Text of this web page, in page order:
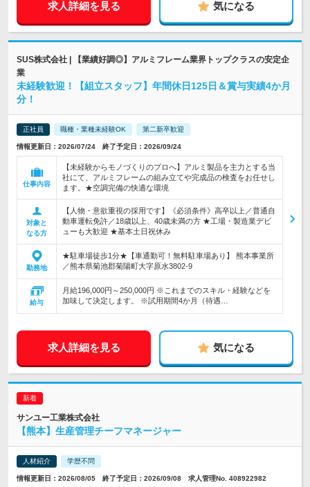
求人詳細を見る 気になる
SUS株式会社 | 【業績好調◎】アルミフレーム業界トップクラスの安定企
業
未経験歓迎！【組立スタッフ】年間休日125日＆賞与実績4か月
分！
正社員 職種・業種未経験OK 第二新卒歓迎
情報更新日：2026/07/24 終了予定日：2026/09/24
仕事内容
【未経験からモノづくりのプロへ】アルミ製品を主力とする当
社にて、アルミフレームの組み立てや完成品の検査をお任せし
ます。★空調完備の快適な環境
対象と
なる方
【人物・意欲重視の採用です】《必須条件》高卒以上／普通自
動車運転免許／18歳以上、40歳未満の方 ★工場・製造業デビ
ューも大歓迎 ★基本土日祝休み
勤務地
★駐車場徒歩1分★【車通勤可！無料駐車場あり】 熊本事業所
／熊本県菊池郡菊陽町大字原水3802-9
給与
月給196,000円～250,000円 ※これまでのスキル・経験などを
加味して決定します。 ※試用期間4か月（待遇…
求人詳細を見る 気になる
サンユー工業株式会社
【熊本】生産管理チーフマネージャー
人材紹介 学歴不問
情報更新日：2026/08/05 終了予定日：2026/09/08 求人管理No. 408922982